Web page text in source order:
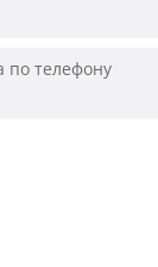
по телефону